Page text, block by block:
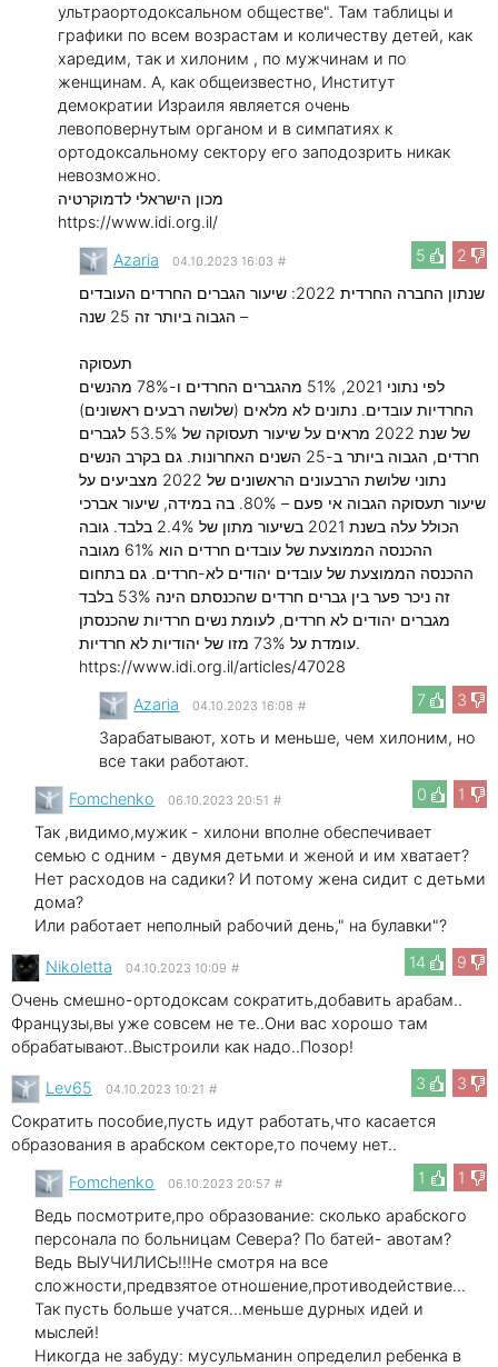
ультраортодоксальном обществе". Там таблицы и
графики по всем возрастам и количеству детей, как
харедим, так и хилоним , по мужчинам и по
женщинам. А, как общеизвестно, Институт
демократии Израиля является очень
левоповернутым органом и в симпатиях к
ортодоксальному сектору его заподозрить никак
невозможно.
מכון הישראלי לדמוקרטיה
https://www.idi.org.il/
5
2
Azaria 04.10.2023 16:03 #
שנתון החברה החרדית 2022: שיעור הגברים החרדים העובדים
– הגבוה ביותר זה 25 שנה
תעסוקה
לפי נתוני 2021, 51% מהגברים החרדים ו-78% מהנשים
החרדיות עובדים. נתונים לא מלאים (שלושה רבעים ראשונים)
של שנת 2022 מראים על שיעור תעסוקה של 53.5% לגברים
חרדים, הגבוה ביותר ב-25 השנים האחרונות. גם בקרב הנשים
נתוני שלושת הרבעונים הראשונים של 2022 מצביעים על
שיעור תעסוקה הגבוה אי פעם – 80%. בה במידה, שיעור אברכי
הכולל עלה בשנת 2021 בשיעור מתון של 2.4% בלבד. גובה
ההכנסה הממוצעת של עובדים חרדים הוא 61% מגובה
ההכנסה הממוצעת של עובדים יהודים לא-חרדים. גם בתחום
זה ניכר פער בין גברים חרדים שהכנסתם הינה 53% בלבד
מגברים יהודים לא חרדים, לעומת נשים חרדיות שהכנסתן
עומדת על 73% מזו של יהודיות לא חרדיות.
https://www.idi.org.il/articles/47028
7
3
Azaria 04.10.2023 16:08 #
Зарабатывают, хоть и меньше, чем хилоним, но
все таки работают.
0
1
Fomchenko 06.10.2023 20:51 #
Так ,видимо,мужик - хилони вполне обеспечивает
семью с одним - двумя детьми и женой и им хватает?
Нет расходов на садики? И потому жена сидит с детьми
дома?
Или работает неполный рабочий день," на булавки"?
14
9
Nikoletta 04.10.2023 10:09 #
Очень смешно-ортодоксам сократить,добавить арабам..
Французы,вы уже совсем не те..Они вас хорошо там
обрабатывают..Выстроили как надо..Позор!
3
3
Lev65 04.10.2023 10:21 #
Сократить пособие,пусть идут работать,что касается
образования в арабском секторе,то почему нет..
1
1
Fomchenko 06.10.2023 20:57 #
Ведь посмотрите,про образование: сколько арабского
персонала по больницам Севера? По батей- авотам?
Ведь ВЫУЧИЛИСЬ!!!Не смотря на все
сложности,предвзятое отношение,противодействие...
Так пусть больше учатся...меньше дурных идей и
мыслей!
Никогда не забуду: мусульманин определил ребенка в